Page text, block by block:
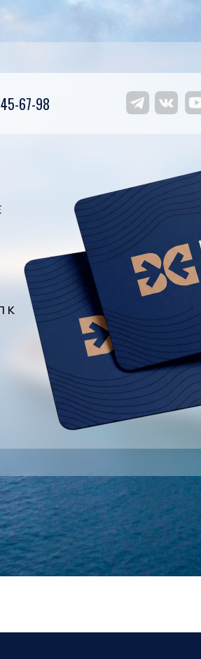
к
67-98